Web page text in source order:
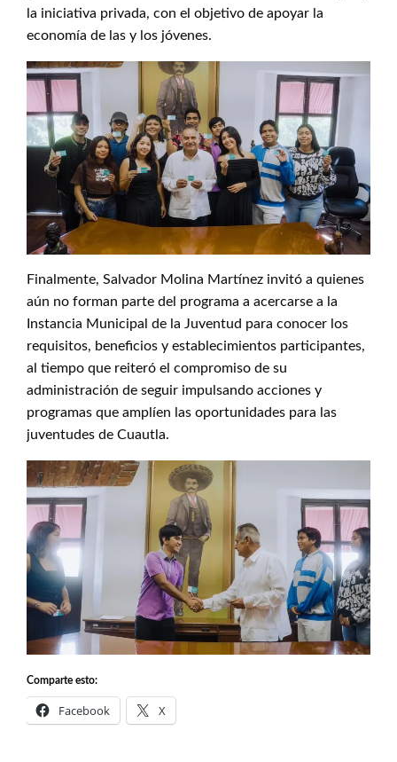
la iniciativa privada, con el objetivo de apoyar la
economía de las y los jóvenes.
Finalmente, Salvador Molina Martínez invitó a quienes
aún no forman parte del programa a acercarse a la
Instancia Municipal de la Juventud para conocer los
requisitos, beneficios y establecimientos participantes,
al tiempo que reiteró el compromiso de su
administración de seguir impulsando acciones y
programas que amplíen las oportunidades para las
juventudes de Cuautla.
Comparte esto:
Facebook X